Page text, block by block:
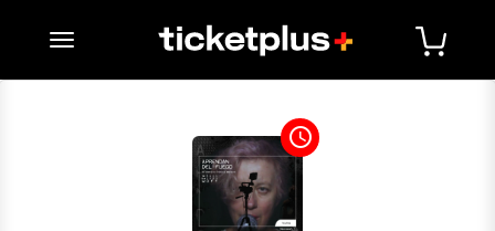
desplegar navegación
access_time